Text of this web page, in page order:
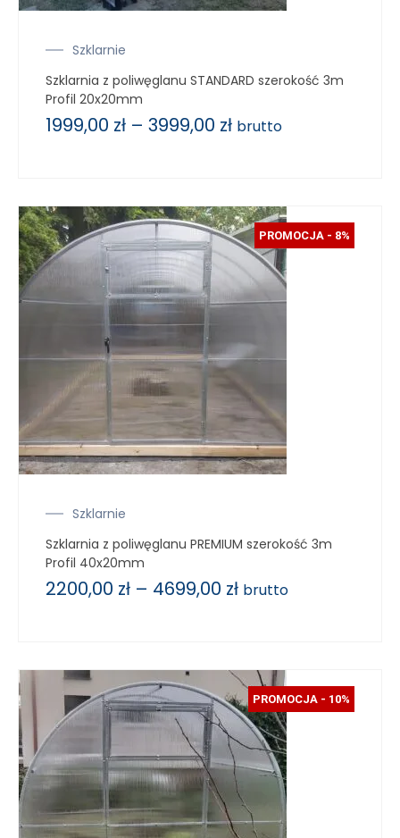
Szklarnie
Szklarnia z poliwęglanu STANDARD szerokość 3m
Profil 20x20mm
1999,00 zł – 3999,00 zł brutto
PROMOCJA - 8%
Szklarnie
Szklarnia z poliwęglanu PREMIUM szerokość 3m
Profil 40x20mm
2200,00 zł – 4699,00 zł brutto
PROMOCJA - 10%